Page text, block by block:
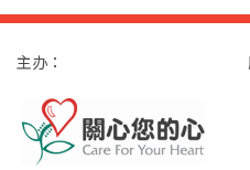
主办：